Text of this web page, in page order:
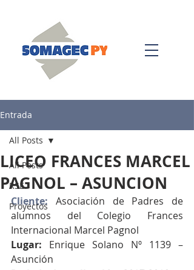
Entrada
All Posts
RSE
Proyectos
All Posts
LICEO FRANCES MARCEL
PAGNOL – ASUNCION
Cliente: Asociación de Padres de
alumnos del Colegio Frances
Internacional Marcel Pagnol
Lugar: Enrique Solano Nº 1139 –
Asunción